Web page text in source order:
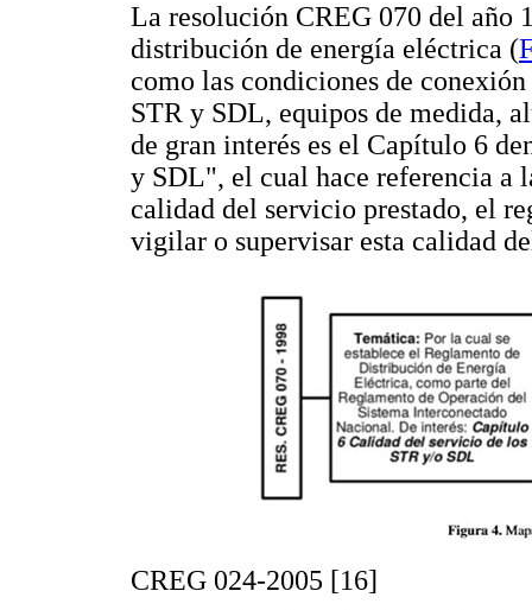
La resolución CREG 070 del año
distribución de energía eléctrica (
como las condiciones de
STR y SDL, equipos de medida,
de gran interés es el Capítulo 6
y SDL", el cual hace referencia a
calidad del servicio prestado, el
vigilar o supervisar esta calidad
CREG 024-2005 [16]